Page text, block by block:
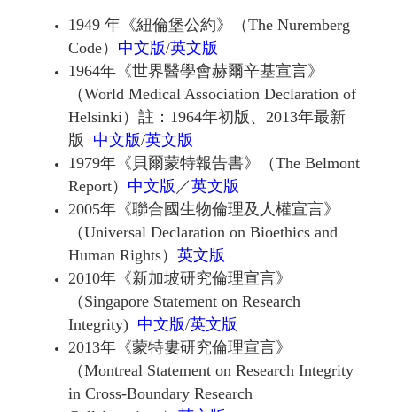
1949 年《紐倫堡公約》（The Nuremberg
Code） 中文版/英文版
1964年《世界醫學會赫爾辛基宣言》
（World Medical Association Declaration of
Helsinki）註：1964年初版、2013年最新
版 中文版/英文版
1979年《貝爾蒙特報告書》（The Belmont
Report） 中文版 ／英文版
2005年《聯合國生物倫理及人權宣言》
（Universal Declaration on Bioethics and
Human Rights） 英文版
2010年《新加坡研究倫理宣言》
（Singapore Statement on Research
Integrity) 中文版/英文版
2013年《蒙特婁研究倫理宣言》
（Montreal Statement on Research Integrity
in Cross-Boundary Research